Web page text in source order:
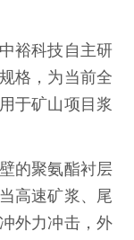
裕科技自主研
格，为当前全
于矿山项目浆
的聚氨酯衬层
高速矿浆、尾
外力冲击，外